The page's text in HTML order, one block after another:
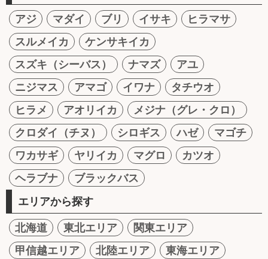
アジ マダイ ブリ イサキ
ヒラマサ
スルメイカ
ケンサキイカ
スズキ（シーバス）
ナマズ
アユ
ニジマス
アマゴ イワナ
タチウオ
ヒラメ
アオリイカ
メジナ（グレ・クロ）
クロダイ（チヌ）
シロギス ハゼ
マゴチ
ワカサギ
ヤリイカ マグロ
カツオ
ヘラブナ
ブラックバス
エリアから探す
北海道 東北エリア
関東エリア
甲信越エリア
北陸エリア
東海エリア